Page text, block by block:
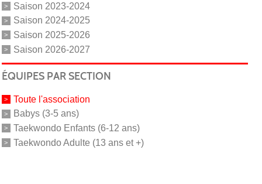
Saison 2023-2024
Saison 2024-2025
Saison 2025-2026
Saison 2026-2027
ÉQUIPES PAR SECTION
Toute l'association
Babys (3-5 ans)
Taekwondo Enfants (6-12 ans)
Taekwondo Adulte (13 ans et +)